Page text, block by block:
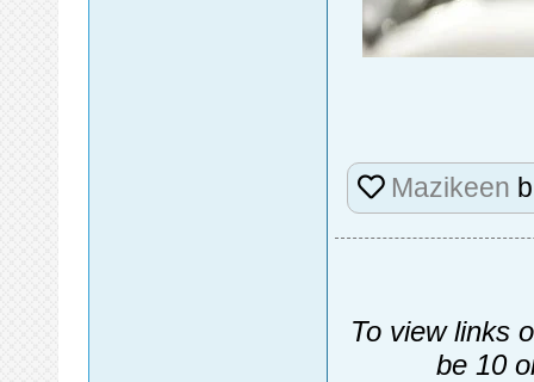
Mazikeen
To view links
be 10